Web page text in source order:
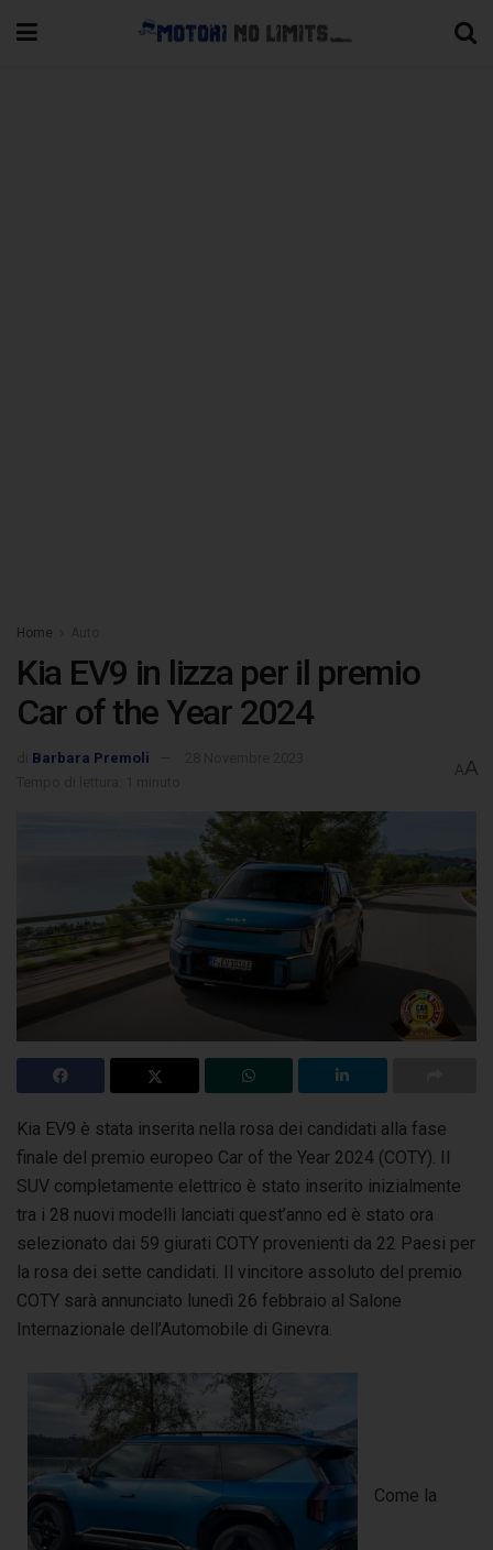
Home
Kia EV9 in lizza per il premio
Car of the Year 2024
Barbara Premoli
AA
Kia EV9 è stata inserita nella rosa dei candidati alla fase
finale del premio europeo Car of the Year 2024 (COTY). Il
SUV completamente elettrico è stato inserito inizialmente
tra i 28 nuovi modelli lanciati quest’anno ed è stato ora
selezionato dai 59 giurati COTY provenienti da 22 Paesi per
la rosa dei sette candidati. Il vincitore assoluto del premio
COTY sarà annunciato lunedì 26 febbraio al Salone
Internazionale dell’Automobile di Ginevra.
Come la